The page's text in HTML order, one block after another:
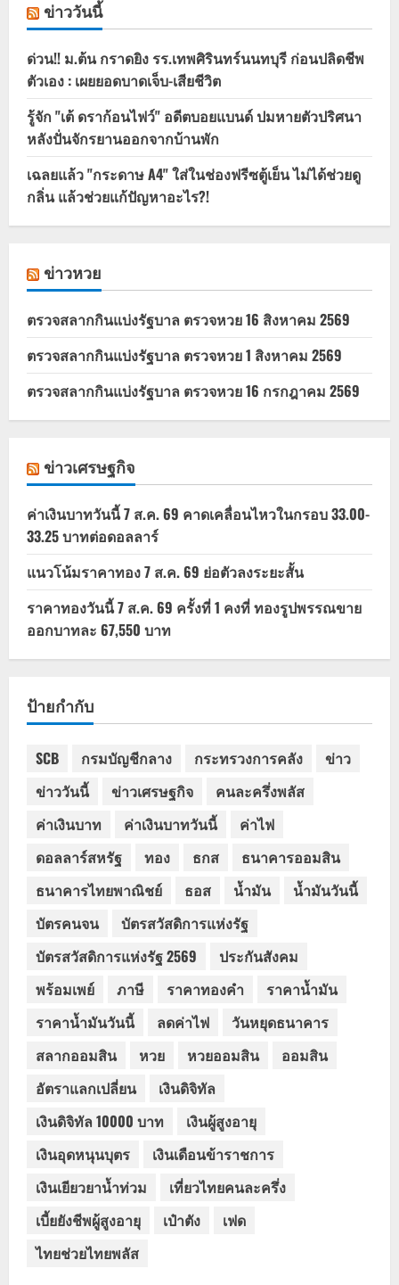
ข่าววันนี้
ด่วน!! ม.ต้น กราดยิง รร.เทพศิรินทร์นนทบุรี ก่อนปลิดชีพ
ตัวเอง : เผยยอดบาดเจ็บ-เสียชีวิต
รู้จัก "เต้ ดราก้อนไฟว์" อดีตบอยแบนด์ ปมหายตัวปริศนา
หลังปั่นจักรยานออกจากบ้านพัก
เฉลยแล้ว "กระดาษ A4" ใส่ในช่องฟรีซตู้เย็น ไม่ได้ช่วยดู
กลิ่น แล้วช่วยแก้ปัญหาอะไร?!
ข่าวหวย
ตรวจสลากกินแบ่งรัฐบาล ตรวจหวย 16 สิงหาคม 2569
ตรวจสลากกินแบ่งรัฐบาล ตรวจหวย 1 สิงหาคม 2569
ตรวจสลากกินแบ่งรัฐบาล ตรวจหวย 16 กรกฎาคม 2569
ข่าวเศรษฐกิจ
ค่าเงินบาทวันนี้ 7 ส.ค. 69 คาดเคลื่อนไหวในกรอบ 33.00-
33.25 บาทต่อดอลลาร์
แนวโน้มราคาทอง 7 ส.ค. 69 ย่อตัวลงระยะสั้น
ราคาทองวันนี้ 7 ส.ค. 69 ครั้งที่ 1 คงที่ ทองรูปพรรณขาย
ออกบาทละ 67,550 บาท
ป้ายกำกับ
SCB กรมบัญชีกลาง กระทรวงการคลัง
ข่าว
ข่าววันนี้
ข่าวเศรษฐกิจ
คนละครึ่งพลัส
ค่าเงินบาท
ค่าเงินบาทวันนี้
ค่าไฟ
ดอลลาร์สหรัฐ
ทอง ธกส
ธนาคารออมสิน
ธนาคารไทยพาณิชย์
ธอส น้ำมัน
น้ำมันวันนี้
บัตรคนจน
บัตรสวัสดิการแห่งรัฐ
บัตรสวัสดิการแห่งรัฐ 2569
ประกันสังคม
พร้อมเพย์
ภาษี ราคาทองคำ
ราคาน้ำมัน
ราคาน้ำมันวันนี้
ลดค่าไฟ
วันหยุดธนาคาร
สลากออมสิน
หวย หวยออมสิน
ออมสิน
อัตราแลกเปลี่ยน
เงินดิจิทัล
เงินดิจิทัล 10000 บาท
เงินผู้สูงอายุ
เงินอุดหนุนบุตร
เงินเดือนข้าราชการ
เงินเยียวยาน้ำท่วม
เที่ยวไทยคนละครึ่ง
เบี้ยยังชีพผู้สูงอายุ
เป๋าตัง
เฟด
ไทยช่วยไทยพลัส